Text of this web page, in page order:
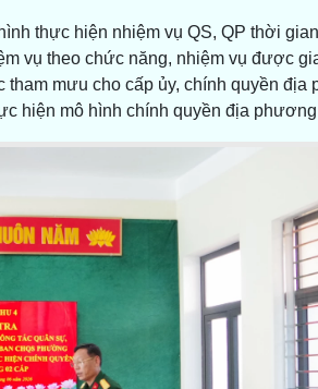
thực hiện nhiệm vụ QS, QP thời
vụ theo chức năng, nhiệm vụ được
tham mưu cho cấp ủy, chính quyền địa
hiện mô hình chính quyền địa